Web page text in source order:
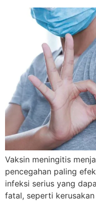
Vaksin meningitis
pencegahan paling
infeksi serius yang
fatal, seperti